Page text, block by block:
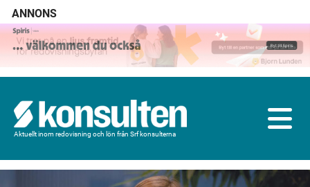
ANNONS
Aktuellt inom redovisning och lön från Srf konsulterna